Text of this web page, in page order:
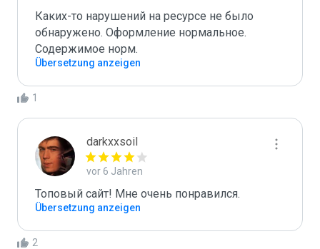
Каких-то нарушений на ресурсе не было
обнаружено. Оформление нормальное.
Содержимое норм.
Übersetzung anzeigen
1
darkxxsoil
vor 6 Jahren
Топовый сайт! Мне очень понравился.
Übersetzung anzeigen
2